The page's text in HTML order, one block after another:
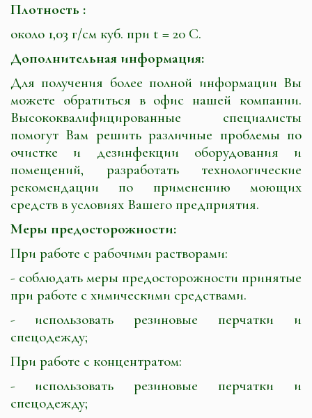
Плотность :
около 1,03 г/см куб. при t = 20 C.
Дополнительная информация:
Для получения более полной информации Вы
можете обратиться в офис нашей компании.
Высококвалифицированные специалисты
помогут Вам решить различные проблемы по
очистке и дезинфекции оборудования и
помещений, разработать технологические
рекомендации по применению моющих
средств в условиях Вашего предприятия.
Меры предосторожности:
При работе с рабочими растворами:
- соблюдать меры предосторожности принятые
при работе с химическими средствами.
- использовать резиновые перчатки и
спецодежду;
При работе с концентратом:
- использовать резиновые перчатки и
спецодежду;